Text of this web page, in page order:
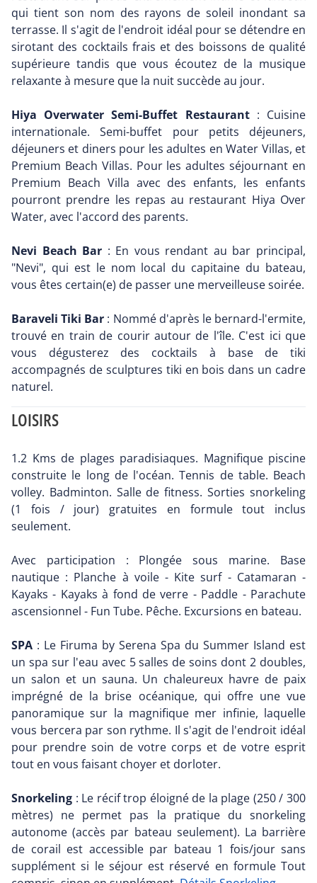
qui tient son nom des rayons de soleil inondant sa
terrasse. Il s'agit de l'endroit idéal pour se détendre en
sirotant des cocktails frais et des boissons de qualité
supérieure tandis que vous écoutez de la musique
relaxante à mesure que la nuit succède au jour.
Hiya Overwater Semi-Buffet Restaurant: Cuisine
internationale. Semi-buffet pour petits déjeuners,
déjeuners et diners pour les adultes en Water Villas, et
Premium Beach Villas. Pour les adultes séjournant en
Premium Beach Villa avec des enfants, les enfants
pourront prendre les repas au restaurant Hiya Over
Water, avec l'accord des parents.
Nevi Beach Bar : En vous rendant au bar principal,
"Nevi", qui est le nom local du capitaine du bateau,
vous êtes certain(e) de passer une merveilleuse soirée.
Baraveli Tiki Bar : Nommé d'après le bernard-l'ermite,
trouvé en train de courir autour de l'île. C'est ici que
vous dégusterez des cocktails à base de tiki
accompagnés de sculptures tiki en bois dans un cadre
naturel.
LOISIRS
1.2 Kms de plages paradisiaques. Magnifique piscine
construite le long de l'océan. Tennis de table. Beach
volley. Badminton. Salle de fitness. Sorties snorkeling
(1 fois / jour) gratuites en formule tout inclus
seulement.
Avec participation : Plongée sous marine. Base
nautique : Planche à voile - Kite surf - Catamaran -
Kayaks - Kayaks à fond de verre - Paddle - Parachute
ascensionnel - Fun Tube. Pêche. Excursions en bateau.
SPA : Le Firuma by Serena Spa du Summer Island est
un spa sur l'eau avec 5 salles de soins dont 2 doubles,
un salon et un sauna. Un chaleureux havre de paix
imprégné de la brise océanique, qui offre une vue
panoramique sur la magnifique mer infinie, laquelle
vous bercera par son rythme. Il s'agit de l'endroit idéal
pour prendre soin de votre corps et de votre esprit
tout en vous faisant choyer et dorloter.
Snorkeling : Le récif trop éloigné de la plage (250 / 300
mètres) ne permet pas la pratique du snorkeling
autonome (accès par bateau seulement). La barrière
de corail est accessible par bateau 1 fois/jour sans
supplément si le séjour est réservé en formule Tout